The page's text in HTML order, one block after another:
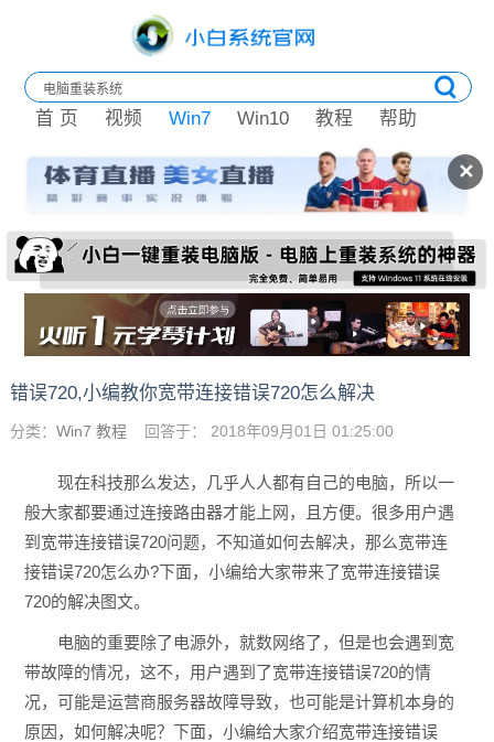
✕
首 页 视频 Win7 Win10 教程 帮助
错误720,小编教你宽带连接错误720怎么解决
分类： Win7 教程 回答于： 2018年09月01日 01:25:00
现在科技那么发达，几乎人人都有自己的电脑，所以一
般大家都要通过连接路由器才能上网，且方便。很多用户遇
到宽带连接错误720问题，不知道如何去解决，那么宽带连
接错误720怎么办?下面，小编给大家带来了宽带连接错误
720的解决图文。
电脑的重要除了电源外，就数网络了，但是也会遇到宽
带故障的情况，这不，用户遇到了宽带连接错误720的情
况，可能是运营商服务器故障导致，也可能是计算机本身的
原因，如何解决呢？下面，小编给大家介绍宽带连接错误